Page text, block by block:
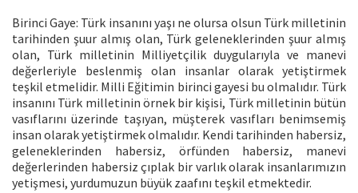
Birinci Gaye: Türk insanını yaşı ne olursa olsun Türk milletinin
tarihinden şuur almış olan, Türk geleneklerinden şuur almış
olan, Türk milletinin Milliyetçilik duygularıyla ve manevi
değerleriyle beslenmiş olan insanlar olarak yetiştirmek
teşkil etmelidir. Milli Eğitimin birinci gayesi bu olmalıdır. Türk
insanını Türk milletinin örnek bir kişisi, Türk milletinin bütün
vasıflarını üzerinde taşıyan, müşterek vasıfları benimsemiş
insan olarak yetiştirmek olmalıdır. Kendi tarihinden habersiz,
geleneklerinden habersiz, örfünden habersiz, manevi
değerlerinden habersiz çıplak bir varlık olarak insanlarımızın
yetişmesi, yurdumuzun büyük zaafını teşkil etmektedir.